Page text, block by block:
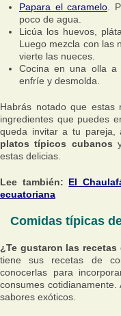
Papara el caramelo .
poco de agua.
Licúa los huevos,
Luego mezcla con las
vierte las nueces.
Cocina en una olla a
enfríe y desmolda.
Habrás notado que estas
ingredientes que puedes
queda invitar a tu pareja,
platos típicos cubanos
estas delicias.
Lee también: El
ecuatoriana
Comidas típicas
¿Te gustaron las
tiene sus recetas de
conocerlas para
consumes
sabores exóticos.